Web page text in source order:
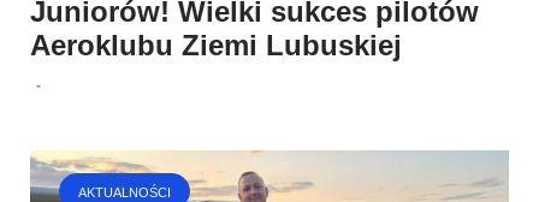
Juniorów! Wielki sukces pilotów
Aeroklubu Ziemi Lubuskiej
-
AKTUALNOŚCI